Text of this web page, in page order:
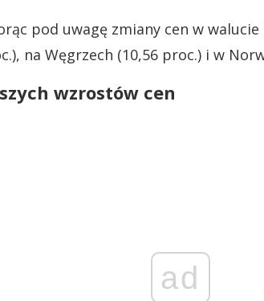
pod uwagę zmiany cen w
na Węgrzech (10,56 proc.) i w
wzrostów cen
ad